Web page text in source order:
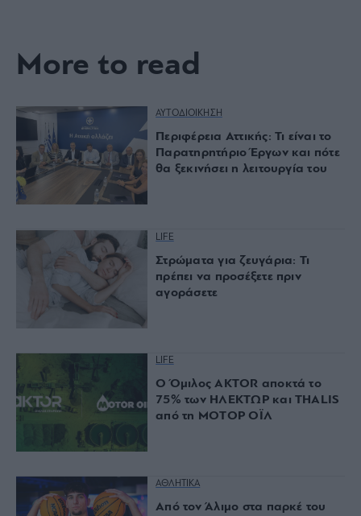
More to read
ΑΥΤΟΔΙΟΙΚΗΣΗ
Περιφέρεια Αττικής: Τι είναι το
Παρατηρητήριο Έργων και πότε
θα ξεκινήσει η λειτουργία του
LIFE
Στρώματα για ζευγάρια: Τι
πρέπει να προσέξετε πριν
αγοράσετε
LIFE
Ο Όμιλος AKTOR αποκτά το
75% των ΗΛΕΚΤΩΡ και THALIS
από τη ΜΟΤΟΡ ΟΪΛ
ΑΘΛΗΤΙΚΑ
Από τον Άλιμο στα παρκέ του